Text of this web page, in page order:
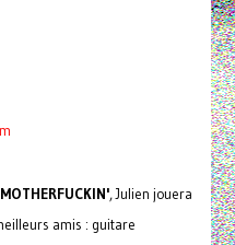
MOTHERFUCKIN', Julien jouera
amis : guitare